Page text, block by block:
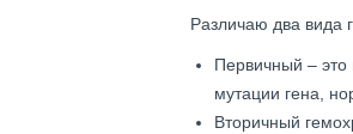
Различаю два вида
Первичный – это
мутации гена,
Вторичный